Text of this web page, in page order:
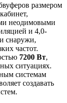
размером
неодимовыми
и 4,0-
снаружи,
частот.
7200 Вт,
ситуациях.
системам
создавать